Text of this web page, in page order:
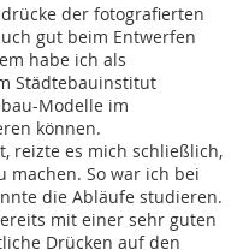
der fotografierten
gut beim Entwerfen
habe ich als
Städtebauinstitut
Modelle im
können.
reizte es mich schließlich,
machen. So war ich bei
die Abläufe studieren.
mit einer sehr guten
Drücken auf den